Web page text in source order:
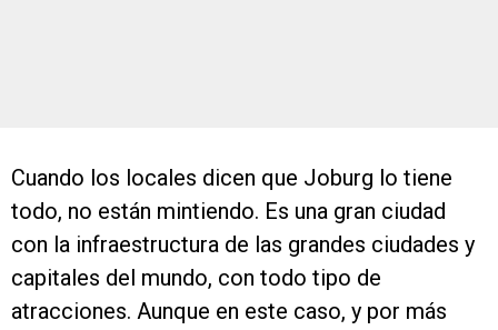
Cuando los locales dicen que Joburg lo tiene
todo, no están mintiendo. Es una gran ciudad
con la infraestructura de las grandes ciudades y
capitales del mundo, con todo tipo de
atracciones. Aunque en este caso, y por más